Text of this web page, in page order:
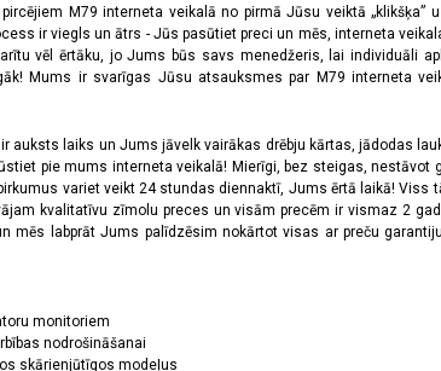
M79 interneta veikalā no pirmā Jūsu veiktā
ir viegls un ātrs - Jūs pasūtiet preci un mēs, interneta
vēl ērtāku, jo Jums būs savs menedžeris, lai individuāli
Mums ir svarīgas Jūsu atsauksmes par M79 interneta
auksts laiks un Jums jāvelk vairākas drēbju kārtas, jādodas
pie mums interneta veikalā! Mierīgi, bez steigas, nestāvot
variet veikt 24 stundas diennaktī, Jums ērtā laikā!
kvalitatīvu zīmolu preces un visām precēm ir vismaz 2
mēs labprāt Jums palīdzēsim nokārtot visas ar preču
monitoriem
nodrošināšanai
skārienjūtīgos modeļus